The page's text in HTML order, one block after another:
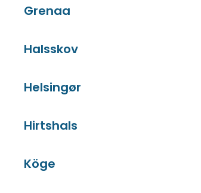
Grenaa
Halsskov
Helsingør
Hirtshals
Köge